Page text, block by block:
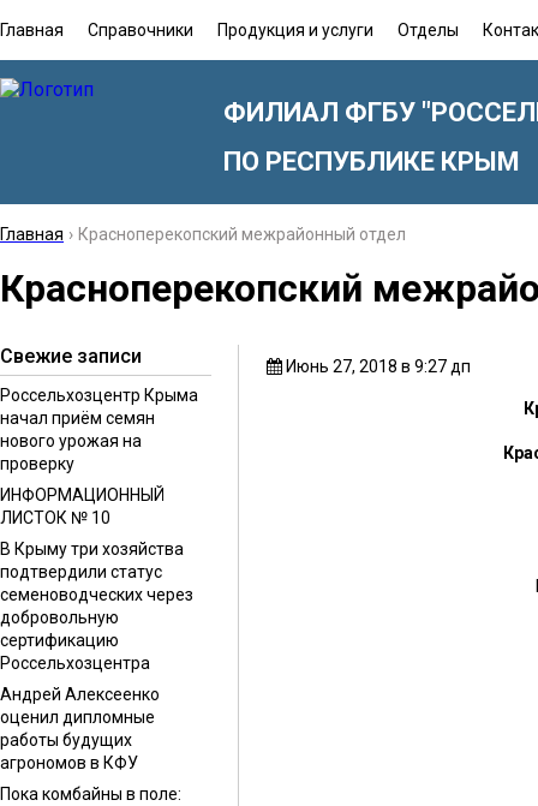
Главная Справочники Продукция и услуги Отделы
ФИЛИАЛ ФГБУ
ПО РЕСПУБЛИКЕ КРЫМ
Главная › Красноперекопский межрайонный отдел
Красноперекопский
Свежие записи
Россельхозцентр Крыма
начал приём семян
нового урожая на
проверку
ИНФОРМАЦИОННЫЙ
ЛИСТОК № 10
В Крыму три хозяйства
подтвердили статус
семеноводческих через
добровольную
сертификацию
Россельхозцентра
Андрей Алексеенко
оценил дипломные
работы будущих
агрономов в КФУ
Пока комбайны в поле:
Июнь 27, 2018 в 9:27 дп